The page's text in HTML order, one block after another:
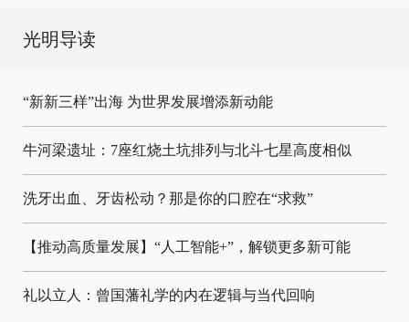
光明导读
“新新三样”出海 为世界发展增添新动能
牛河梁遗址：7座红烧土坑排列与北斗七星高度相似
洗牙出血、牙齿松动？那是你的口腔在“求救”
【推动高质量发展】“人工智能+”，解锁更多新可能
礼以立人：曾国藩礼学的内在逻辑与当代回响